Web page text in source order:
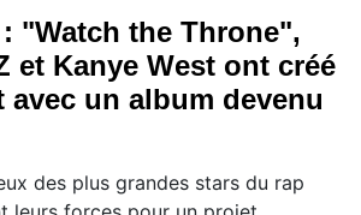
"Watch the Throne",
et Kanye West ont créé
avec un album devenu
des plus grandes stars du rap